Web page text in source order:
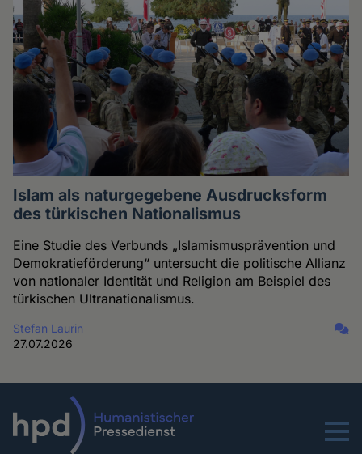
Islam als naturgegebene Ausdrucksform
des türkischen Nationalismus
Eine Studie des Verbunds „Islamismusprävention und
Demokratieförderung“ untersucht die politische Allianz
von nationaler Identität und Religion am Beispiel des
türkischen Ultranationalismus.
Stefan Laurin
27.07.2026
Menu